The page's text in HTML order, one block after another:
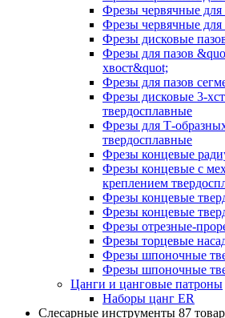
Фрезы червячные для
Фрезы червячные
Фрезы дисковые
Фрезы для пазов
хвост&quot;
Фрезы для пазов
Фрезы дисковые 3-
твердосплавные
Фрезы для Т-
твердосплавные
Фрезы концевые
Фрезы концевые с
креплением
Фрезы концевые
Фрезы концевые
Фрезы отрезные-
Фрезы торцевые
Фрезы шпоночные
Фрезы шпоночные
Цанги и цанговые патроны
Наборы цанг ER
Слесарные инструменты 87